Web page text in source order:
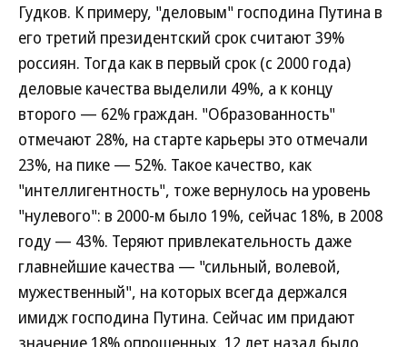
Гудков. К примеру, "деловым" господина Путина в
его третий президентский срок считают 39%
россиян. Тогда как в первый срок (с 2000 года)
деловые качества выделили 49%, а к концу
второго — 62% граждан. "Образованность"
отмечают 28%, на старте карьеры это отмечали
23%, на пике — 52%. Такое качество, как
"интеллигентность", тоже вернулось на уровень
"нулевого": в 2000-м было 19%, сейчас 18%, в 2008
году — 43%. Теряют привлекательность даже
главнейшие качества — "сильный, волевой,
мужественный", на которых всегда держался
имидж господина Путина. Сейчас им придают
значение 18% опрошенных. 12 лет назад было